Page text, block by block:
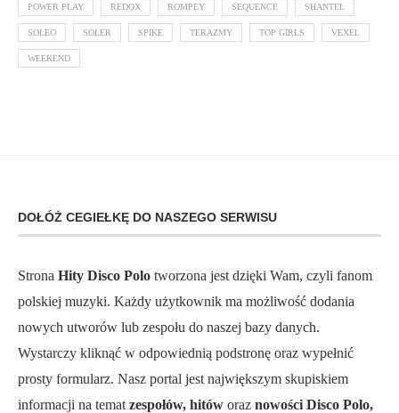
POWER PLAY REDOX ROMPEY SEQUENCE SHANTEL
SOLEO SOLER SPIKE TERAZMY TOP GIRLS VEXEL
WEEKEND
DOŁÓŻ CEGIEŁKĘ DO NASZEGO SERWISU
Strona Hity Disco Polo tworzona jest dzięki Wam, czyli fanom
polskiej muzyki. Każdy użytkownik ma możliwość dodania
nowych utworów lub zespołu do naszej bazy danych.
Wystarczy kliknąć w odpowiednią podstronę oraz wypełnić
prosty formularz. Nasz portal jest największym skupiskiem
informacji na temat zespołów, hitów oraz nowości Disco Polo,